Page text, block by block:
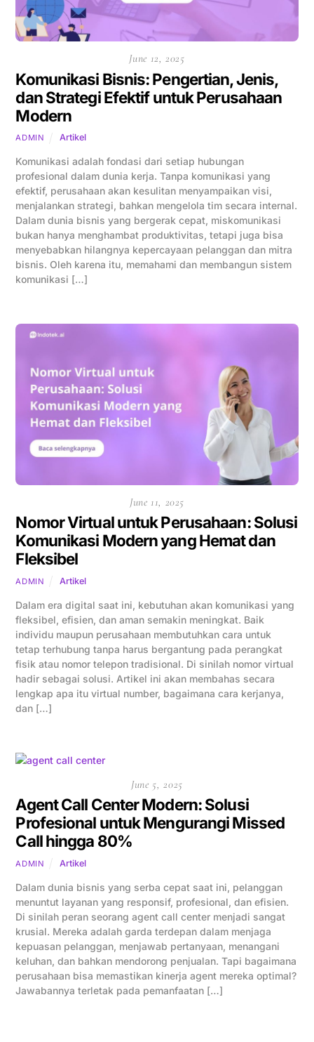
June 12, 2025
Komunikasi Bisnis: Pengertian, Jenis,
dan Strategi Efektif untuk Perusahaan
Modern
ADMIN Artikel
Komunikasi adalah fondasi dari setiap hubungan
profesional dalam dunia kerja. Tanpa komunikasi yang
efektif, perusahaan akan kesulitan menyampaikan visi,
menjalankan strategi, bahkan mengelola tim secara internal.
Dalam dunia bisnis yang bergerak cepat, miskomunikasi
bukan hanya menghambat produktivitas, tetapi juga bisa
menyebabkan hilangnya kepercayaan pelanggan dan mitra
bisnis. Oleh karena itu, memahami dan membangun sistem
komunikasi […]
June 11, 2025
Nomor Virtual untuk Perusahaan: Solusi
Komunikasi Modern yang Hemat dan
Fleksibel
ADMIN Artikel
Dalam era digital saat ini, kebutuhan akan komunikasi yang
fleksibel, efisien, dan aman semakin meningkat. Baik
individu maupun perusahaan membutuhkan cara untuk
tetap terhubung tanpa harus bergantung pada perangkat
fisik atau nomor telepon tradisional. Di sinilah nomor virtual
hadir sebagai solusi. Artikel ini akan membahas secara
lengkap apa itu virtual number, bagaimana cara kerjanya,
dan […]
June 5, 2025
Agent Call Center Modern: Solusi
Profesional untuk Mengurangi Missed
Call hingga 80%
ADMIN Artikel
Dalam dunia bisnis yang serba cepat saat ini, pelanggan
menuntut layanan yang responsif, profesional, dan efisien.
Di sinilah peran seorang agent call center menjadi sangat
krusial. Mereka adalah garda terdepan dalam menjaga
kepuasan pelanggan, menjawab pertanyaan, menangani
keluhan, dan bahkan mendorong penjualan. Tapi bagaimana
perusahaan bisa memastikan kinerja agent mereka optimal?
Jawabannya terletak pada pemanfaatan […]